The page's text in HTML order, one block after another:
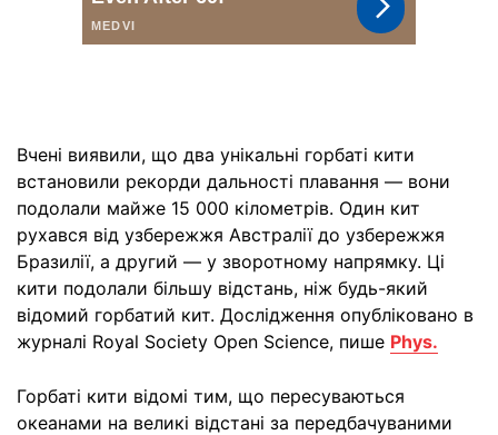
Вчені виявили, що два унікальні горбаті кити
встановили рекорди дальності плавання — вони
подолали майже 15 000 кілометрів. Один кит
рухався від узбережжя Австралії до узбережжя
Бразилії, а другий — у зворотному напрямку. Ці
кити подолали більшу відстань, ніж будь-який
відомий горбатий кит. Дослідження опубліковано в
журналі Royal Society Open Science, пише Phys.
Горбаті кити відомі тим, що пересуваються
океанами на великі відстані за передбачуваними